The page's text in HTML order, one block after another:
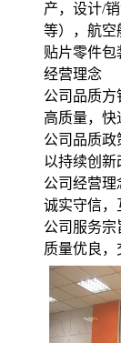
产，设计/
等），航空
贴片零件包
经营理念
公司品质方
高质量，
公司品质政
以持续创
公司经营理
诚实守信，
公司服务宗
质量优良，